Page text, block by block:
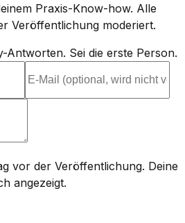
Praxis-Know-how. Alle
Veröffentlichung moderiert.
Antworten. Sei die erste Person.
vor der Veröffentlichung. Deine
angezeigt.